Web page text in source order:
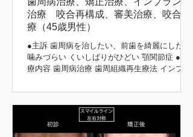
治療 咬合再構成、審美治療、咬合治
療（45歳男性）
●主訴 歯周病を治したい、前歯を綺麗にしたい
噛みづらい くいしばりがひどい 顎関節症 ●治
療内容 歯周病治療 歯周組織再生療法 インプラ
合治療 審美治療 ●患者さんの希望 長持ちする
治療をしてほしい 矯正前後 初診時 治療後...